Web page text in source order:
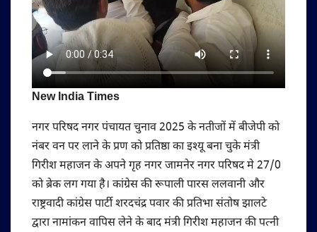
New India Times
नगर परिषद नगर पंचायत चुनाव 2025 के नतीजों में बीजेपी को
नंबर वन पर लाने के प्रण को प्रतिष्ठा का इश्यू बना चुके मंत्री
गिरीश महाजन के अपने गृह नगर जामनेर नगर परिषद मे 27/0
को ब्रेक लग गया है। कांग्रेस की रूपाली पारस ललवानी और
राष्ट्रवादी कांग्रेस पार्टी शरदचंद्र पवार की प्रतिभा संतोष झालटे
द्वारा नामांकन वापिस लेने के बाद मंत्री गिरीश महाजन की पत्नी